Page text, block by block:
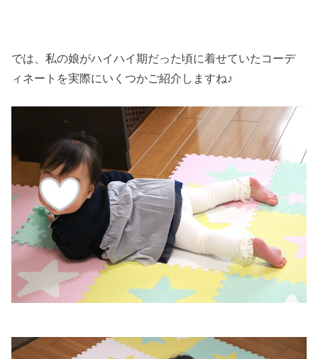
では、私の娘がハイハイ期だった頃に着せていたコーデ
ィネートを実際にいくつかご紹介しますね♪